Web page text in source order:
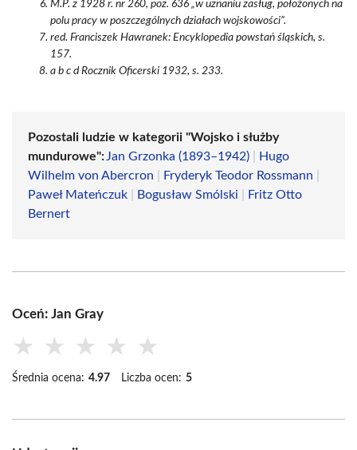
M.P. z 1928 r. nr 260, poz. 636 „w uznaniu zasług, położonych na
polu pracy w poszczególnych działach wojskowości”.
red. Franciszek Hawranek: Encyklopedia powstań śląskich, s.
157.
a b c d Rocznik Oficerski 1932, s. 233.
Pozostali ludzie w kategorii "Wojsko i służby
mundurowe": Jan Grzonka (1893–1942)
Hugo
Wilhelm von Abercron
Fryderyk Teodor Rossmann
Paweł Mateńczuk
Bogusław Smólski
Fritz Otto
Bernert
Oceń: Jan Gray
★ ★ ★ ★ ★
Średnia ocena: 4.97 Liczba ocen: 5